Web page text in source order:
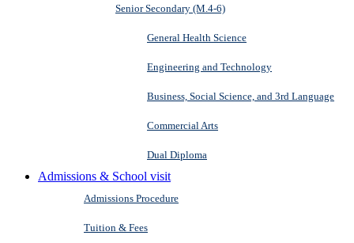
Senior Secondary (M.4-6)
General Health Science
Engineering and Technology
Business, Social Science, and 3rd Language
Commercial Arts
Dual Diploma
Admissions & School visit
Admissions Procedure
Tuition & Fees